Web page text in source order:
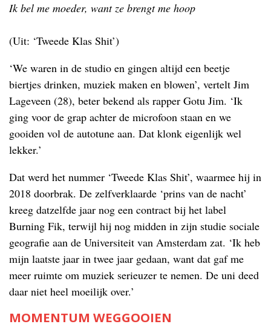
Ik bel me moeder, want ze brengt me hoop
(Uit: ‘Tweede Klas Shit’)
‘We waren in de studio en gingen altijd een beetje
biertjes drinken, muziek maken en blowen’, vertelt Jim
Lageveen (28), beter bekend als rapper Gotu Jim. ‘Ik
ging voor de grap achter de microfoon staan en we
gooiden vol de autotune aan. Dat klonk eigenlijk wel
lekker.’
Dat werd het nummer ‘Tweede Klas Shit’, waarmee hij in
2018 doorbrak. De zelfverklaarde ‘prins van de nacht’
kreeg datzelfde jaar nog een contract bij het label
Burning Fik, terwijl hij nog midden in zijn studie sociale
geografie aan de Universiteit van Amsterdam zat. ‘Ik heb
mijn laatste jaar in twee jaar gedaan, want dat gaf me
meer ruimte om muziek serieuzer te nemen. De uni deed
daar niet heel moeilijk over.’
MOMENTUM WEGGOOIEN